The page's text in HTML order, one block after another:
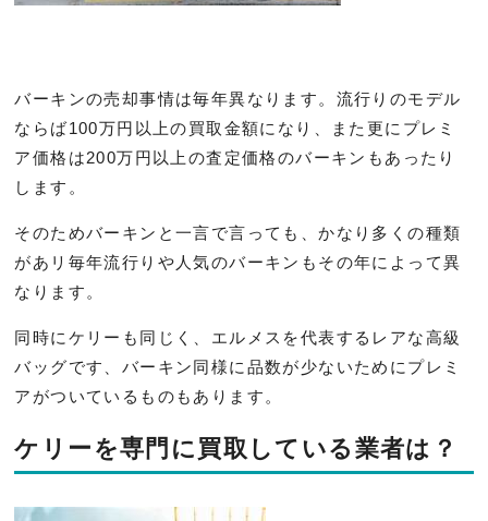
バーキンの売却事情は毎年異なります。流行りのモデル
ならば100万円以上の買取金額になり、また更にプレミ
ア価格は200万円以上の査定価格のバーキンもあったり
します。
そのためバーキンと一言で言っても、かなり多くの種類
があリ毎年流行りや人気のバーキンもその年によって異
なります。
同時にケリーも同じく、エルメスを代表するレアな高級
バッグです、バーキン同様に品数が少ないためにプレミ
アがついているものもあります。
ケリーを専門に買取している業者は？